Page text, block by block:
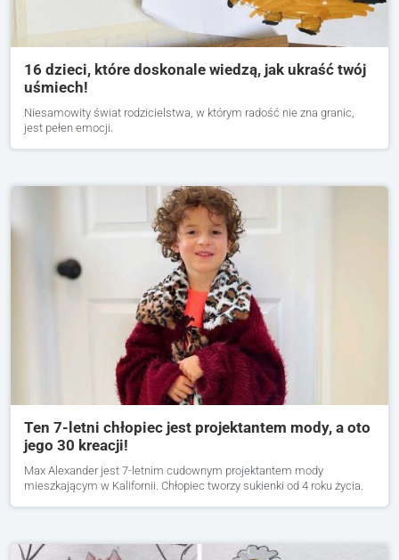
16 dzieci, które doskonale wiedzą, jak ukraść twój
uśmiech!
Niesamowity świat rodzicielstwa, w którym radość nie zna granic,
jest pełen emocji.
Ten 7-letni chłopiec jest projektantem mody, a oto
jego 30 kreacji!
Max Alexander jest 7-letnim cudownym projektantem mody
mieszkającym w Kalifornii. Chłopiec tworzy sukienki od 4 roku życia.